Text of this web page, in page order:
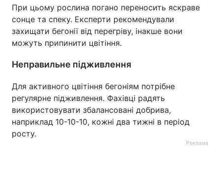
При цьому рослина погано переносить яскраве
сонце та спеку. Експерти рекомендували
захищати бегонії від перегріву, інакше вони
можуть припинити цвітіння.
Неправильне підживлення
Для активного цвітіння бегоніям потрібне
регулярне підживлення. Фахівці радять
використовувати збалансовані добрива,
наприклад 10-10-10, кожні два тижні в період
росту.
Реклама